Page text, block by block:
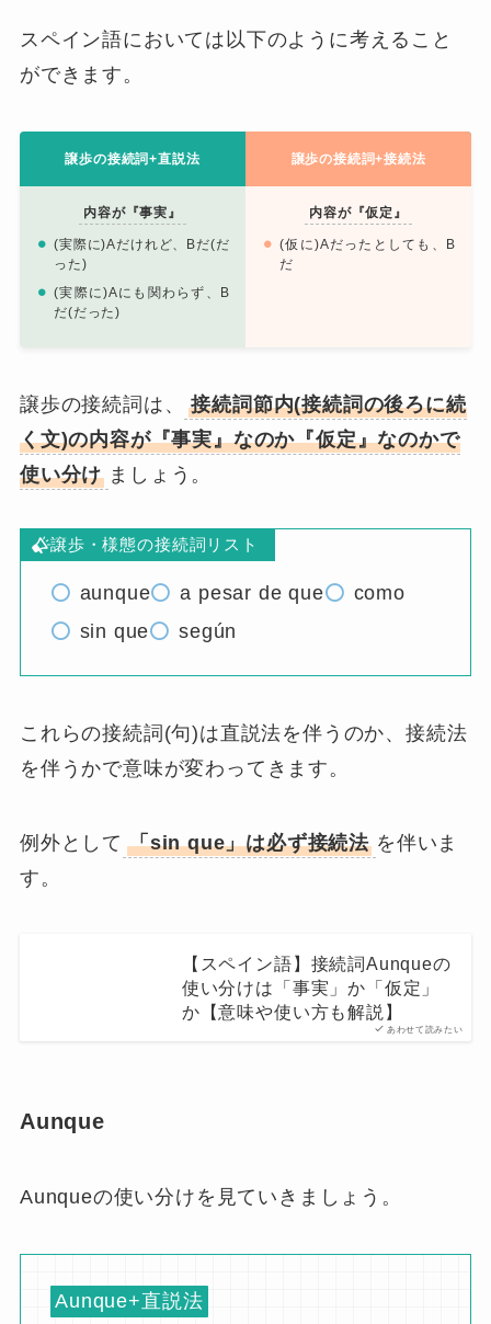
スペイン語においては以下のように考えること
ができます。
譲歩の接続詞+直説法 譲歩の接続詞+接続法
内容が『事実』
(実際に)Aだけれど、Bだ(だ
った)
(実際に)Aにも関わらず、B
だ(だった)
内容が『仮定』
(仮に)Aだったとしても、B
だ
譲歩の接続詞は、
接続詞節内(接続詞の後ろに続
く文)の内容が『事実』なのか『仮定』なのかで
使い分け ましょう。
譲歩・様態の接続詞リスト
aunque a pesar de que
como
sin que
según
これらの接続詞(句)は直説法を伴うのか、接続法
を伴うかで意味が変わってきます。
例外として 「sin que」は必ず接続法 を伴いま
す。
あわせて読みたい
【スペイン語】接続詞Aunqueの
使い分けは「事実」か「仮定」
か【意味や使い方も解説】
Aunque
Aunqueの使い分けを見ていきましょう。
Aunque+直説法